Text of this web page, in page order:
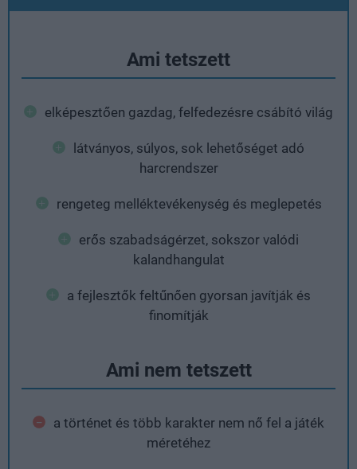
Ami tetszett
elképesztően gazdag, felfedezésre csábító világ
látványos, súlyos, sok lehetőséget adó
harcrendszer
rengeteg melléktevékenység és meglepetés
erős szabadságérzet, sokszor valódi
kalandhangulat
a fejlesztők feltűnően gyorsan javítják és
finomítják
Ami nem tetszett
a történet és több karakter nem nő fel a játék
méretéhez